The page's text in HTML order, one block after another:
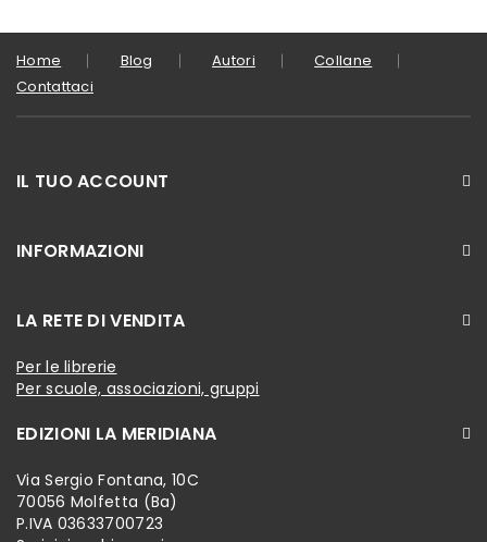
Home Blog Autori
Collane
Contattaci
IL TUO ACCOUNT
INFORMAZIONI
LA RETE DI VENDITA
Per le librerie
Per scuole, associazioni, gruppi
EDIZIONI LA MERIDIANA
Via Sergio Fontana, 10C
70056 Molfetta (Ba)
P.IVA 03633700723